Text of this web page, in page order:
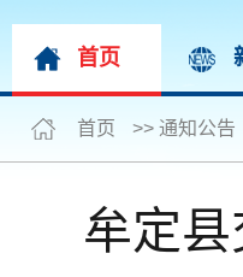
首页
首页 >> 通知公告
牟定